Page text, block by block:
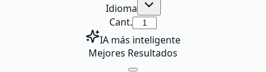
Idioma
Cant.
IA más inteligente
Mejores Resultados